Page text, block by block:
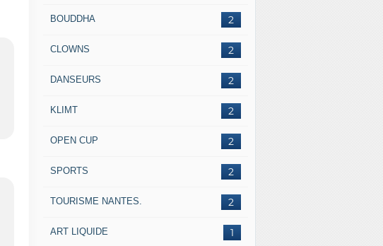
2
BOUDDHA
2
CLOWNS
2
DANSEURS
2
KLIMT
2
OPEN CUP
2
SPORTS
2
TOURISME NANTES.
1
ART LIQUIDE